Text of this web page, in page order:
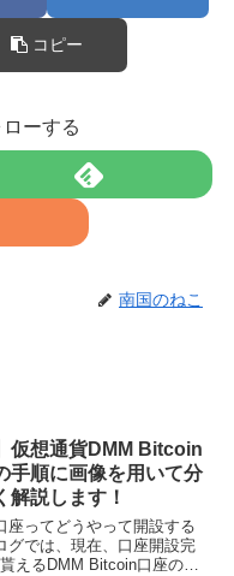
コピー
ーする
南国のねこ
仮想通貨DMM Bitcoin
手順に画像を用いて分
解説します！
座ってどうやって開設する
グでは、現在、口座開設完
えるDMM Bitcoin口座の開